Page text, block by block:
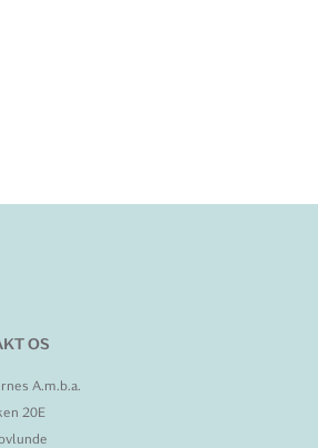
OS
A.m.b.a.
20E